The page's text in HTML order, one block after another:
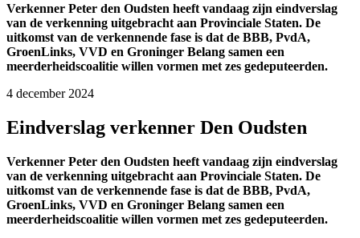
Verkenner Peter den Oudsten heeft vandaag zijn eindverslag
van de verkenning uitgebracht aan Provinciale Staten. De
uitkomst van de verkennende fase is dat de BBB, PvdA,
GroenLinks, VVD en Groninger Belang samen een
meerderheidscoalitie willen vormen met zes gedeputeerden.
4 december 2024
Eindverslag verkenner Den Oudsten
Verkenner Peter den Oudsten heeft vandaag zijn eindverslag
van de verkenning uitgebracht aan Provinciale Staten. De
uitkomst van de verkennende fase is dat de BBB, PvdA,
GroenLinks, VVD en Groninger Belang samen een
meerderheidscoalitie willen vormen met zes gedeputeerden.